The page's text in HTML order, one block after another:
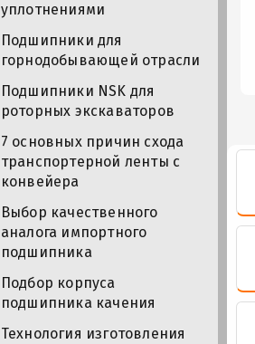
уплотнениями
Подшипники для
горнодобывающей отрасли
Подшипники NSK для
роторных экскаваторов
7 основных причин схода
транспортерной ленты с
конвейера
Выбор качественного
аналога импортного
подшипника
Подбор корпуса
подшипника качения
Технология изготовления